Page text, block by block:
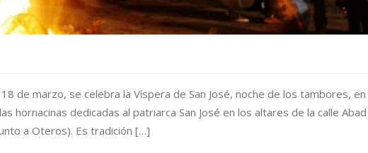
de marzo, se celebra la Víspera de San José, noche de los tambores, en
hornacinas dedicadas al patriarca San José en los altares de la calle Abad
a Oteros). Es tradición […]